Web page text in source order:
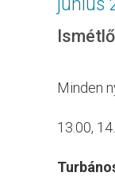
június
Minden
13.00,